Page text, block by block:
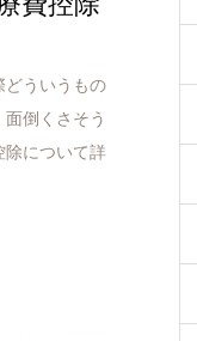
どういうもの
倒くさそう
除について詳